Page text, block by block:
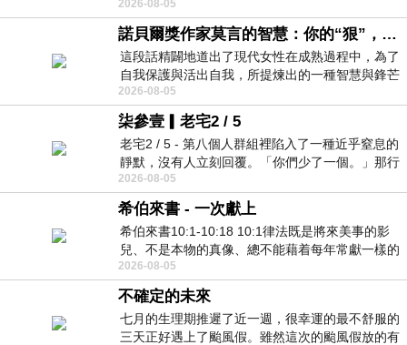
且眼光高，我決定一輩子不外遇。」
2026-08-05
諾貝爾獎作家莫言的智慧：你的“狠”，才是最好的自我保護
這段話精闢地道出了現代女性在成熟過程中，為了
自我保護與活出自我，所提煉出的一種智慧與鋒芒
的平衡。 核心解讀與看法
2026-08-05
柒參壹▎老宅2 / 5
老宅2 / 5 - 第八個人群組裡陷入了一種近乎窒息的
靜默，沒有人立刻回覆。「你們少了一個。」那行
字像一顆冰冷的鐵釘，硬生生刺進螢
2026-08-05
希伯來書 - 一次獻上
希伯來書10:1-10:18 10:1律法既是將來美事的影
兒、不是本物的真像、總不能藉着每年常獻一樣的
祭物、叫那近前來的人得以完全。 10
2026-08-05
不確定的未來
七月的生理期推遲了近一週，很幸運的最不舒服的
三天正好遇上了颱風假。雖然這次的颱風假放的有